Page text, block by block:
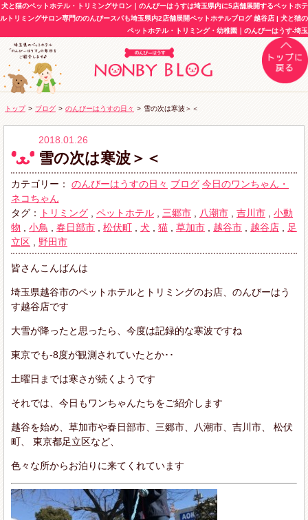
犬と猫のペットホテル・トリミングサロン｜のんびーはうすは埼玉県内に5店舗展開するペットホテ
ルトリミングサロン専門ののんびースパも埼玉県内2店舗展開ペットホテルブログ 越谷店 | 犬と猫の
ペットホテル・トリミング・幼稚園｜のんびーはうす-埼玉
トップ > ブログ > のんびーはうすの日々 > 雪の次は寒波＞＜
2018.01.26
雪の次は寒波＞＜
カテゴリー： のんびーはうすの日々 ブログ 今日のワンちゃん・
ネコちゃん
タグ：
トリミング ペットホテル 三郷市 八潮市 吉川市
小動
物
小鳥 春日部市 松伏町 犬 猫 草加市 越谷市 越谷店
足
立区
野田市
皆さんこんばんは
埼玉県越谷市のペットホテルとトリミングのお店、のんびーはう
す越谷店です
大雪が降ったと思ったら、今度は記録的な寒波ですね
東京でも-8度が観測されていたとか･･
土曜日までは寒さが続くようです
それでは、今日もワンちゃんたちをご紹介します
越谷を始め、草加市や春日部市、三郷市、八潮市、吉川市、 松伏
町、 東京都足立区など、
色々な所からお泊りに来てくれています